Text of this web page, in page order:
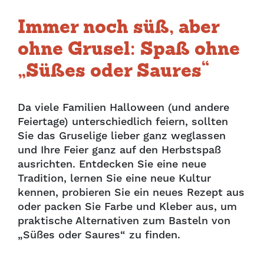
Immer noch süß, aber
ohne Grusel: Spaß ohne
„Süßes oder Saures“
Da viele Familien Halloween (und andere
Feiertage) unterschiedlich feiern, sollten
Sie das Gruselige lieber ganz weglassen
und Ihre Feier ganz auf den Herbstspaß
ausrichten. Entdecken Sie eine neue
Tradition, lernen Sie eine neue Kultur
kennen, probieren Sie ein neues Rezept aus
oder packen Sie Farbe und Kleber aus, um
praktische Alternativen zum Basteln von
„Süßes oder Saures“ zu finden.